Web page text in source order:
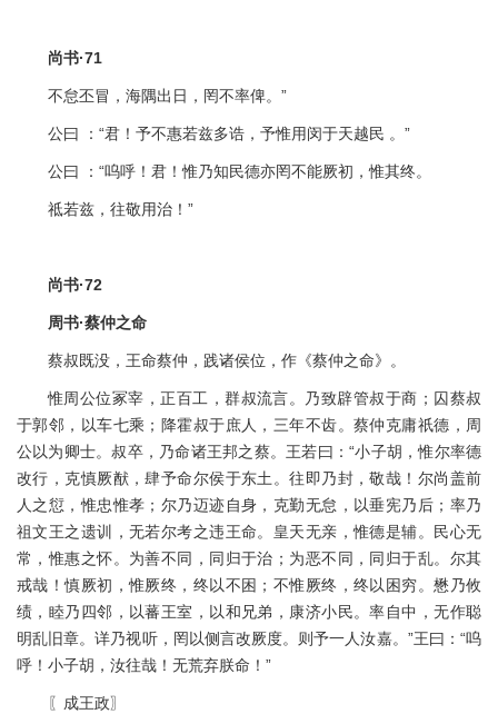
尚书·71
不怠丕冒，海隅出日，罔不率俾。”
公曰 ：“君！予不惠若兹多诰，予惟用闵于天越民 。”
公曰 ：“呜呼！君！惟乃知民德亦罔不能厥初，惟其终。
祗若兹，往敬用治！”
尚书·72
周书·蔡仲之命
蔡叔既没，王命蔡仲，践诸侯位，作《蔡仲之命》。
惟周公位冢宰，正百工，群叔流言。乃致辟管叔于商；囚蔡叔
于郭邻，以车七乘；降霍叔于庶人，三年不齿。蔡仲克庸祇德，周
公以为卿士。叔卒，乃命诸王邦之蔡。王若曰：“小子胡，惟尔率德
改行，克慎厥猷，肆予命尔侯于东土。往即乃封，敬哉！尔尚盖前
人之愆，惟忠惟孝；尔乃迈迹自身，克勤无怠，以垂宪乃后；率乃
祖文王之遗训，无若尔考之违王命。皇天无亲，惟德是辅。民心无
常，惟惠之怀。为善不同，同归于治；为恶不同，同归于乱。尔其
戒哉！慎厥初，惟厥终，终以不困；不惟厥终，终以困穷。懋乃攸
绩，睦乃四邻，以蕃王室，以和兄弟，康济小民。率自中，无作聪
明乱旧章。详乃视听，罔以侧言改厥度。则予一人汝嘉。”王曰：“呜
呼！小子胡，汝往哉！无荒弃朕命！”
〖成王政〗